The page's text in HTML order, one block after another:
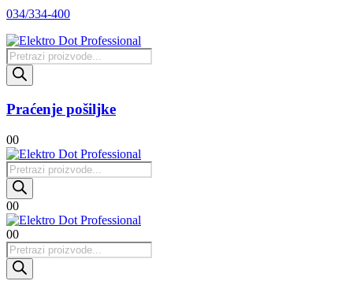
034/334-400
Products
search
Praćenje pošiljke
00
Products
search
00
00
Products
search